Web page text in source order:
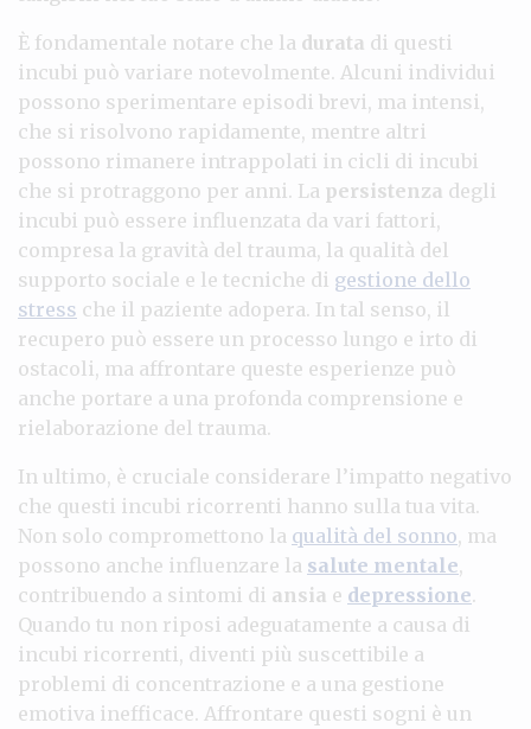
È fondamentale notare che la durata di questi
incubi può variare notevolmente. Alcuni individui
possono sperimentare episodi brevi, ma intensi,
che si risolvono rapidamente, mentre altri
possono rimanere intrappolati in cicli di incubi
che si protraggono per anni. La persistenza degli
incubi può essere influenzata da vari fattori,
compresa la gravità del trauma, la qualità del
supporto sociale e le tecniche di gestione dello
stress che il paziente adopera. In tal senso, il
recupero può essere un processo lungo e irto di
ostacoli, ma affrontare queste esperienze può
anche portare a una profonda comprensione e
rielaborazione del trauma.
In ultimo, è cruciale considerare l’impatto negativo
che questi incubi ricorrenti hanno sulla tua vita.
Non solo compromettono la qualità del sonno, ma
possono anche influenzare la salute mentale,
contribuendo a sintomi di ansia e depressione.
Quando tu non riposi adeguatamente a causa di
incubi ricorrenti, diventi più suscettibile a
problemi di concentrazione e a una gestione
emotiva inefficace. Affrontare questi sogni è un